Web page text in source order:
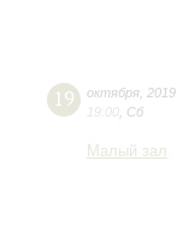
19 октября 2019
19:00 Сб
Малый зал